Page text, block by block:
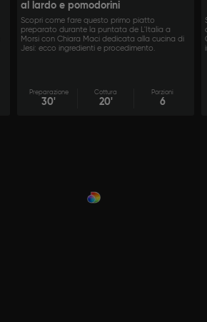
al lardo e pomodorini
Scopri come fare questo primo piatto
preparato durante la puntata de L'Italia a
Morsi con Chiara Maci dedicata alla cucina di
Jesi: ecco ingredienti e procedimento.
Preparazione
30'
Cottura
20'
Porzioni
6